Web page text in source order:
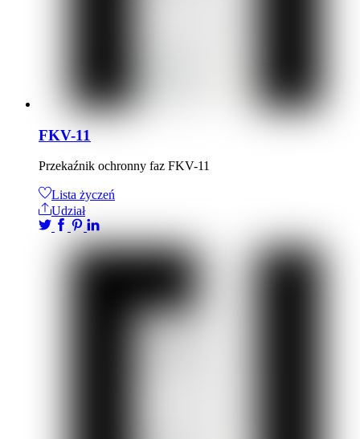
FKV-11
Przekaźnik ochronny faz FKV-11
Lista życzeń
Udział